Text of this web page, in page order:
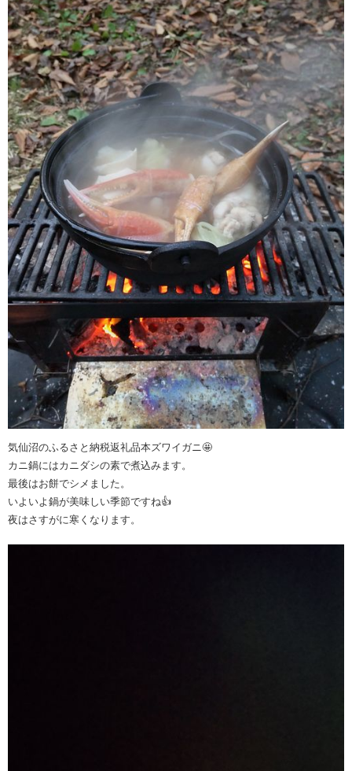
気仙沼のふるさと納税返礼品本ズワイガニ🤩
カニ鍋にはカニダシの素で煮込みます。
最後はお餅でシメました。
いよいよ鍋が美味しい季節ですね👍
夜はさすがに寒くなります。